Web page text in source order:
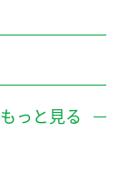
もっと見る